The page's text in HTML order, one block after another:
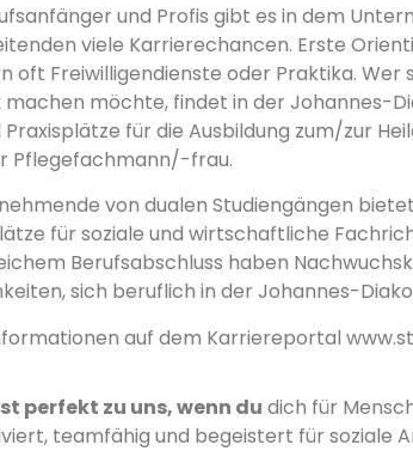
und Profis gibt es in dem
viele Karrierechancen. Erste
oft Freiwilligendienste oder Praktika. Wer
machen möchte, findet in der Johannes-
Praxisplätze für die Ausbildung zum/zur
Pflegefachmann/-frau.
von dualen Studiengängen
für soziale und wirtschaftliche
Berufsabschluss haben
sich beruflich in der Johannes-
auf dem Karriereportal
perfekt zu uns, wenn du dich für
teamfähig und begeistert für soziale